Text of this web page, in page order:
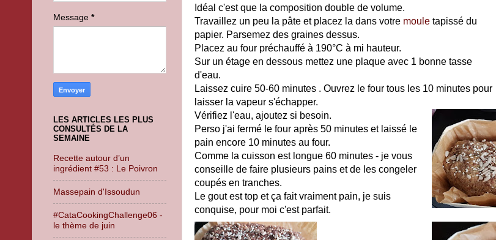
Idéal c'est que la composition double de volume.
Travaillez un peu la pâte et placez la dans votre moule tapissé du
papier. Parsemez des graines dessus.
Placez au four préchauffé à 190°C à mi hauteur.
Sur un étage en dessous mettez une plaque avec 1 bonne tasse
d'eau.
Laissez cuire 50-60 minutes . Ouvrez le four tous les 10 minutes pour
laisser la vapeur s'échapper.
Vérifiez l'eau, ajoutez si besoin.
Perso j'ai fermé le four après 50 minutes et laissé le
pain encore 10 minutes au four.
Comme la cuisson est longue 60 minutes - je vous
conseille de faire plusieurs pains et de les congeler
coupés en tranches.
Le gout est top et ça fait vraiment pain, je suis
conquise, pour moi c'est parfait.
Message *
LES ARTICLES LES PLUS
CONSULTÉS DE LA
SEMAINE
Recette autour d’un
ingrédient #53 : Le Poivron
Massepain d'Issoudun
#CataCookingChallenge06 -
le thème de juin